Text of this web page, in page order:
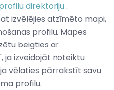
profilu direktoriju.
izvēlējies atzīmēto mapi,
profilu. Mapes
beigties ar
ja izveidojāt noteiktu
vēlaties pārrakstīt savu
profilu.